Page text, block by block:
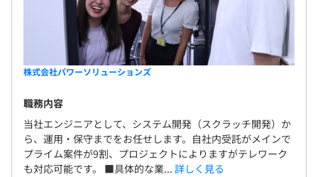
株式会社パワーソリューションズ
職務内容
当社エンジニアとして、システム開発（スクラッチ開発）か
ら、運用・保守までをお任せします。自社内受託がメインで
プライム案件が9割、プロジェクトによりますがテレワーク
も対応可能です。 ■具体的な業... 詳しく見る